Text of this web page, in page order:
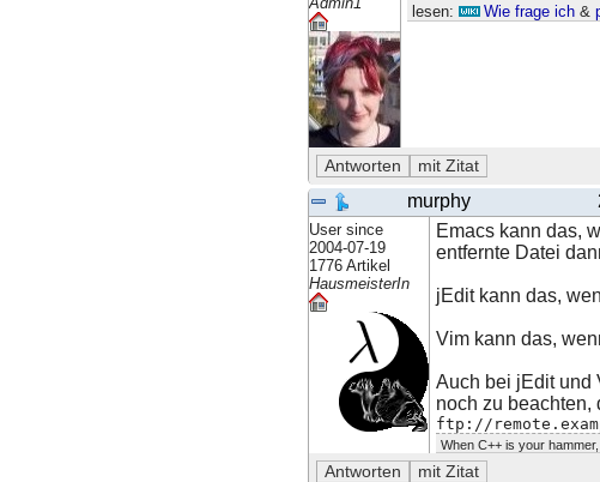
lesen:
Wie frage ich &
murphy
User since
2004-07-19
1776 Artikel
HausmeisterIn
Emacs kann das,
entfernte Datei
jEdit kann das,
Vim kann das,
Auch bei jEdit und
noch zu beachten,
ftp://
When C++ is your